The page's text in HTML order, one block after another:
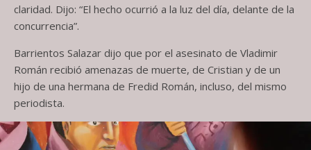
claridad. Dijo: “El hecho ocurrió a la luz del día, delante de la
concurrencia”.
Barrientos Salazar dijo que por el asesinato de Vladimir
Román recibió amenazas de muerte, de Cristian y de un
hijo de una hermana de Fredid Román, incluso, del mismo
periodista.